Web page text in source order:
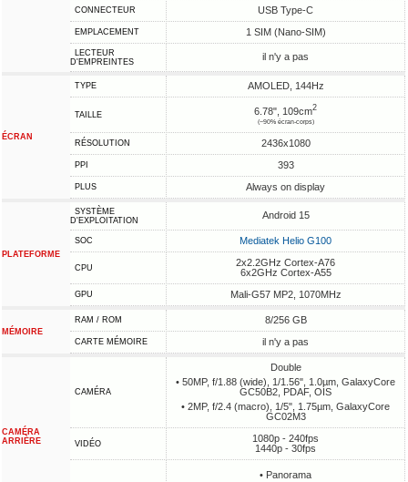
CONNECTEUR USB Type-C
EMPLACEMENT 1 SIM (Nano-SIM)
LECTEUR
D'EMPREINTES
il n'y a pas
ÉCRAN
TYPE AMOLED, 144Hz
TAILLE 6.78", 109cm2
(~90% écran-corps)
RÉSOLUTION 2436x1080
PPI 393
PLUS Always on display
PLATEFORME
SYSTÈME
D'EXPLOITATION
Android 15
SOC Mediatek Helio G100
CPU
2x2.2GHz Cortex-A76
6x2GHz Cortex-A55
GPU Mali-G57 MP2, 1070MHz
MÉMOIRE
RAM / ROM 8/256 GB
CARTE MÉMOIRE il n'y a pas
CAMÉRA
ARRIÈRE
CAMÉRA
Double
• 50MP, f/1.88 (wide), 1/1.56", 1.0µm, GalaxyCore
GC50B2, PDAF, OIS
• 2MP, f/2.4 (macro), 1/5", 1.75µm, GalaxyCore
GC02M3
VIDÉO
1080p - 240fps
1440p - 30fps
• Panorama